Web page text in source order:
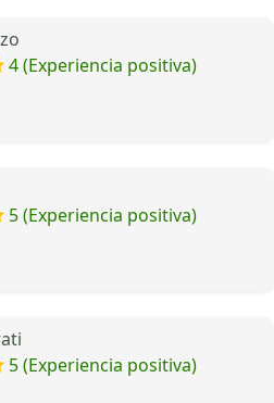
4 (Experiencia positiva)
5 (Experiencia positiva)
5 (Experiencia positiva)